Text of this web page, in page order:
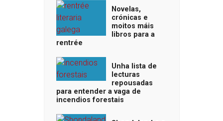
Novelas,
crónicas e
moitos máis
libros para a
rentrée
Unha lista de
lecturas
repousadas
para entender a vaga de
incendios forestais